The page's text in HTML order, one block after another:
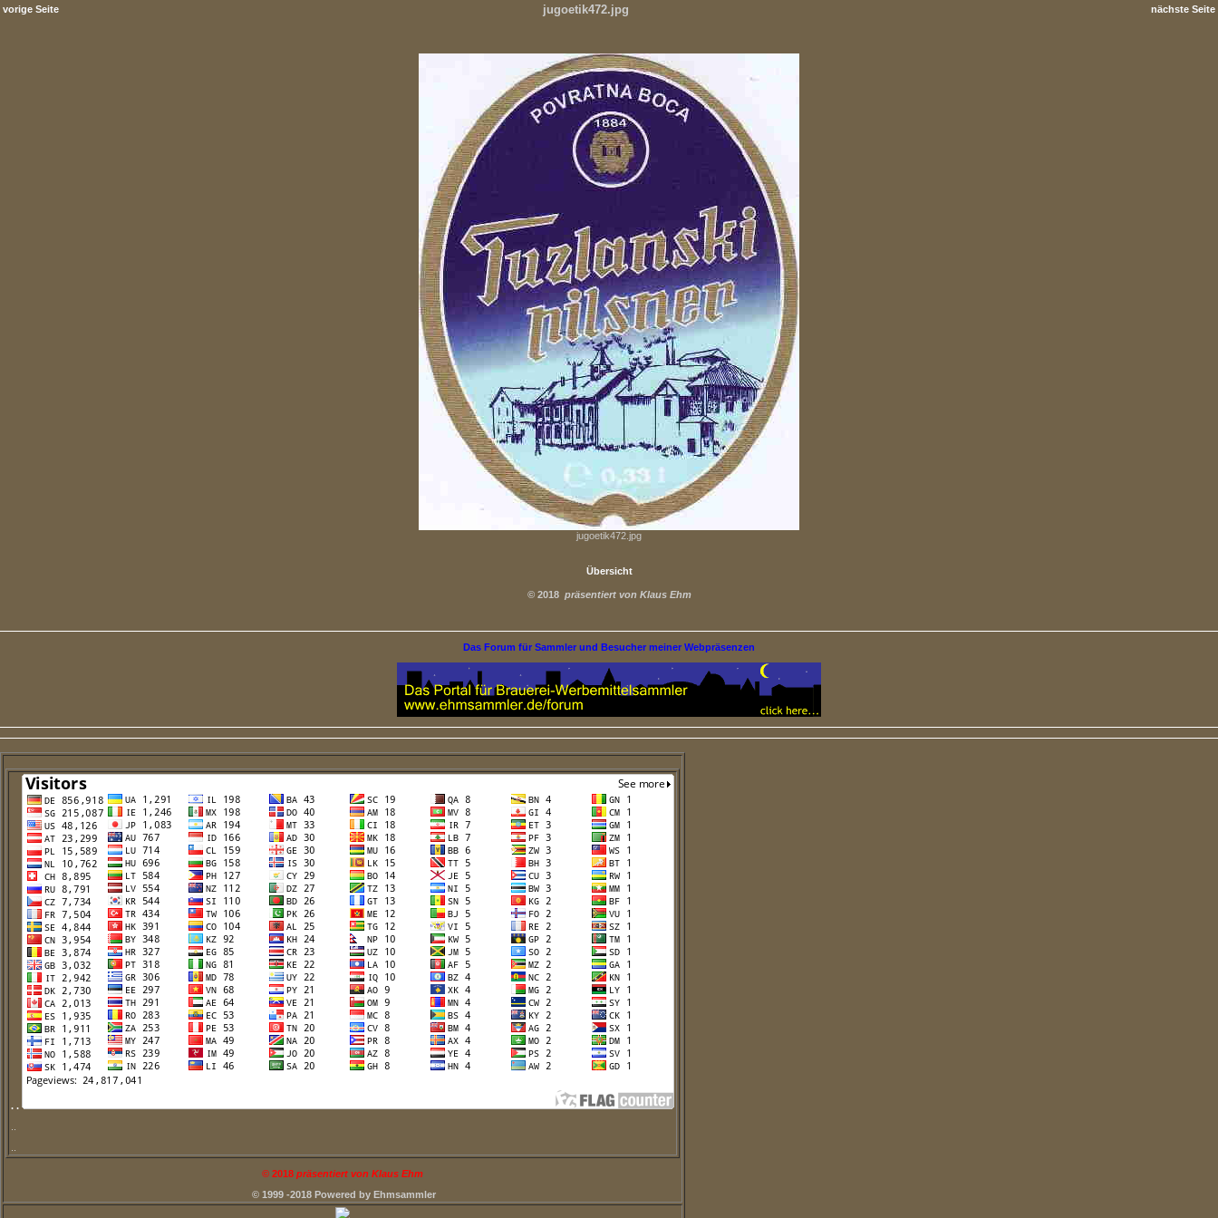
vorige Seite jugoetik472.jpg nächste Seite
jugoetik472.jpg
Übersicht
© 2018 präsentiert von Klaus Ehm
Das Forum für Sammler und Besucher meiner Webpräsenzen
. .
© 2018 präsentiert von Klaus Ehm
© 1999 -2018 Powered by Ehmsammler